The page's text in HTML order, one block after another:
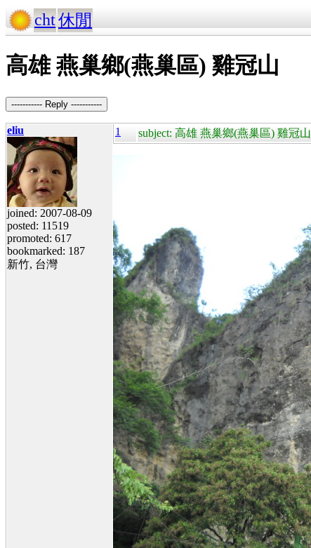
cht休閒
高雄 燕巢鄉(燕巢區) 雞冠山
----------- Reply -----------
eliu
joined: 2007-08-09
posted: 11519
promoted: 617
bookmarked: 187
新竹, 台灣
1 subject: 高雄 燕巢鄉(燕巢區) 雞冠山